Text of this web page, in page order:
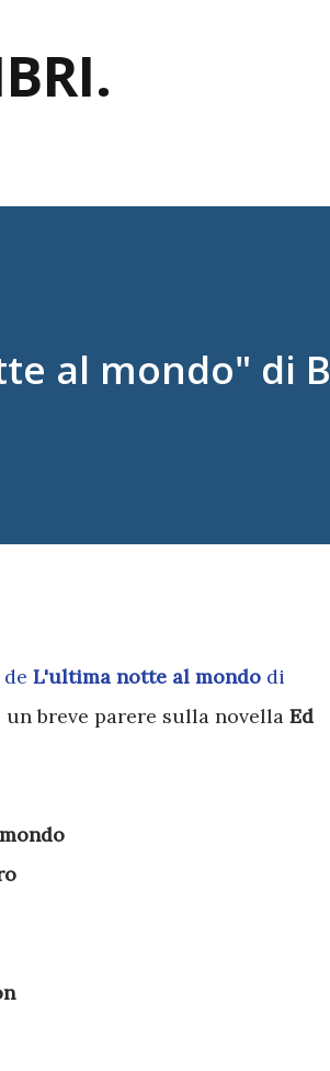
al mondo" di
L'ultima notte al mondo di
breve parere sulla novella Ed